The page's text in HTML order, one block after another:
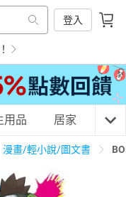
登入
保健 民生用品
用品 居家 3C
漫畫/輕小說/圖文書